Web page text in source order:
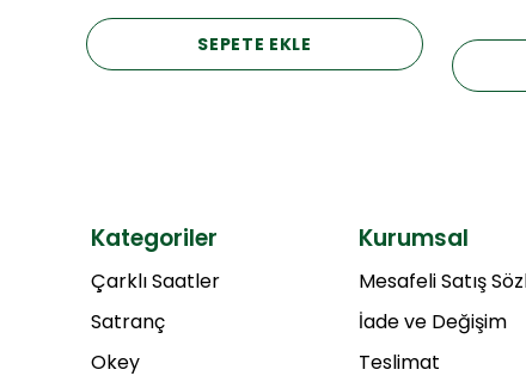
SEPETE EKLE
Kategoriler
Çarklı Saatler
Satranç
Okey
Kurumsal
Mesafeli Satış
İade ve Değişim
Teslimat